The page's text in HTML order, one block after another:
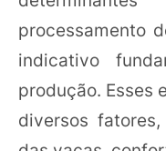
processamento
indicativo
produção. Esses
diversos